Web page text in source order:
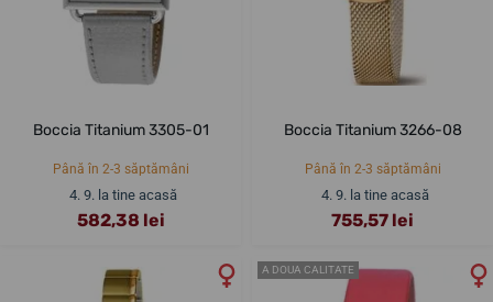
Boccia Titanium 3305-01
Până în 2-3 săptămâni
4. 9. la tine acasă
582,38 lei
Boccia Titanium 3266-08
Până în 2-3 săptămâni
4. 9. la tine acasă
755,57 lei
A DOUA CALITATE